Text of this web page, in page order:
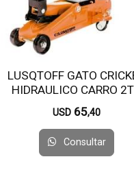
LUSQTOFF GATO
HIDRAULICO CARRO
REFORZADO LQ-C2
USD 65,40
Consultar